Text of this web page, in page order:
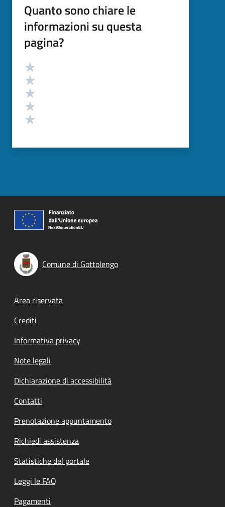
Quanto sono chiare le
informazioni su questa
pagina?
Valutazione
Comune di Gottolengo
Footer menu
Area riservata
Crediti
Informativa privacy
Note legali
Dichiarazione di accessibilità
Contatti
Prenotazione appuntamento
Richiedi assistenza
Statistiche del portale
Leggi le FAQ
Pagamenti